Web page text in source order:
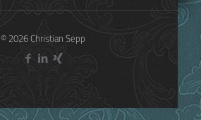
© 2026 Christian Sepp